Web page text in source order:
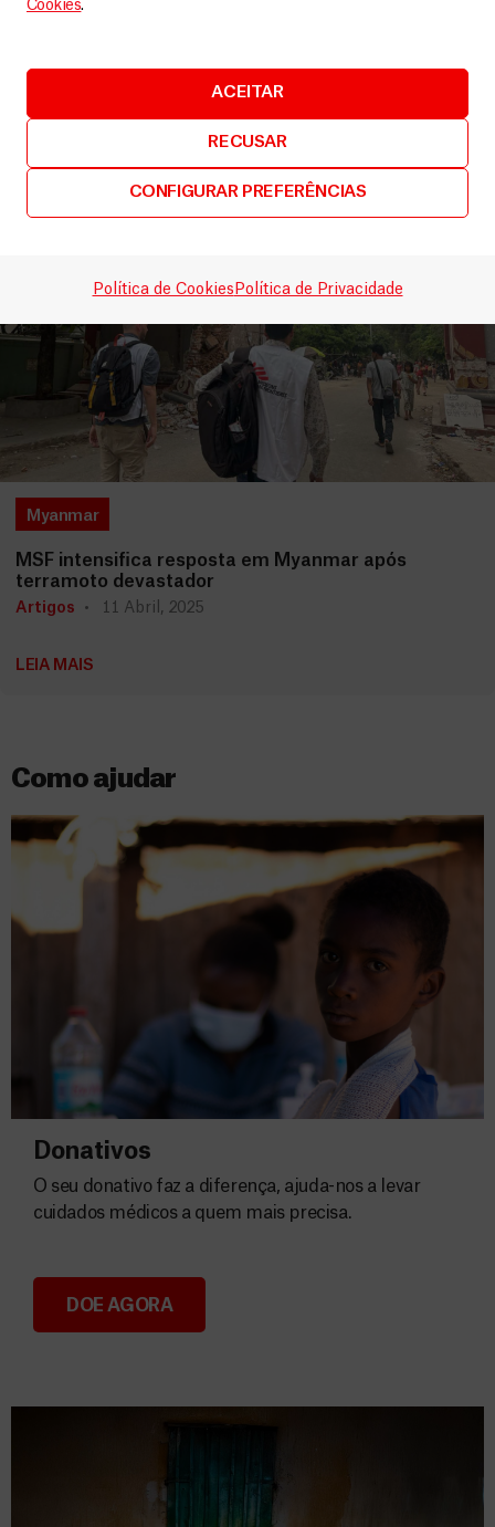
Cookies.
ACEITAR
RECUSAR
CONFIGURAR PREFERÊNCIAS
Política de Cookies Política de Privacidade
Myanmar
MSF intensifica resposta em Myanmar após
terramoto devastador
Artigos 11 Abril, 2025
LEIA MAIS
Como ajudar
Donativos
Donativos
O seu donativo faz a diferença, ajuda-nos a levar
cuidados médicos a quem mais precisa.
DOE AGORA